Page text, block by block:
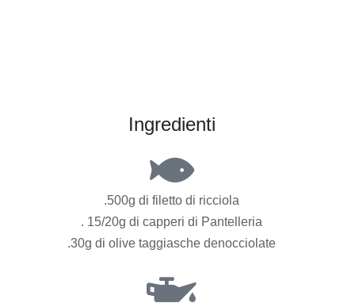
Ingredienti
.500g di filetto di ricciola
. 15/20g di capperi di Pantelleria
.30g di olive taggiasche denocciolate